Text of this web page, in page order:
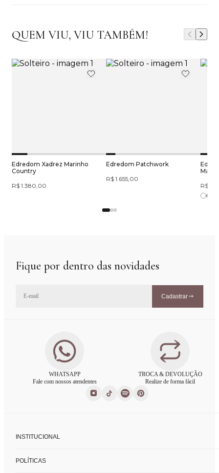
QUEM VIU, VIU TAMBÉM!
Edredom Xadrez Marinho
Country
R$ 1.380,00
Edredom Patchwork
R$ 1.655,00
R$
Fique por dentro das novidades
Cadastrar
WHATSAPP
Fale com nossos atendentes
TROCA & DEVOLUÇÃO
Realize de forma fácil
INSTITUCIONAL
Nossas lojas
POLÍTICAS